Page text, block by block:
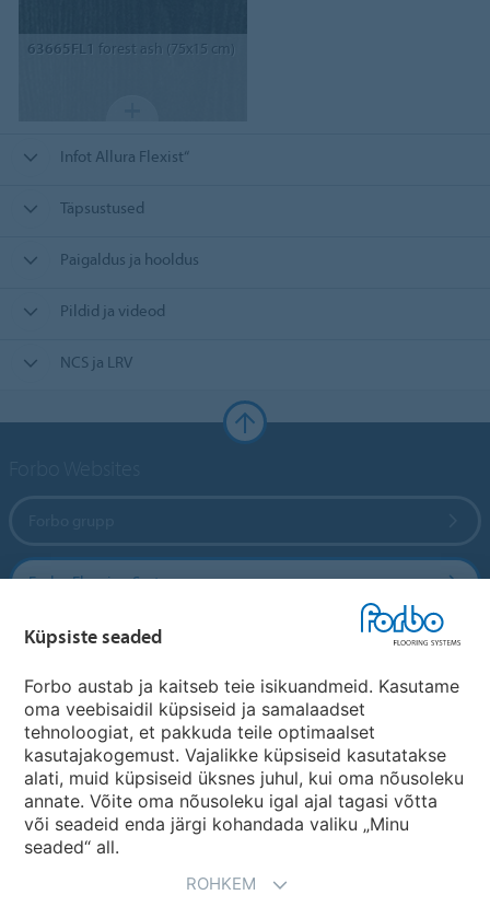
63665FL1 forest ash (75x15 cm)
Infot Allura Flexist“
Täpsustused
Paigaldus ja hooldus
Pildid ja videod
NCS ja LRV
Forbo Flooring Systems
Forbo Movement Systems
Riikide saidid
Vali oma riik
Küpsiste seaded
Forbo austab ja kaitseb teie isikuandmeid. Kasutame
oma veebisaidil küpsiseid ja samalaadset
tehnoloogiat, et pakkuda teile optimaalset
kasutajakogemust. Vajalikke küpsiseid kasutatakse
alati, muid küpsiseid üksnes juhul, kui oma nõusoleku
annate. Võite oma nõusoleku igal ajal tagasi võtta
või seadeid enda järgi kohandada valiku „Minu
seaded“ all.
ROHKEM